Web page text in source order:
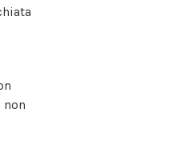
non